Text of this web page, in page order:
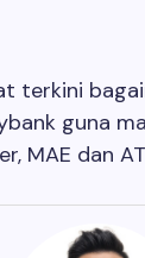
terkini
guna
MAE dan